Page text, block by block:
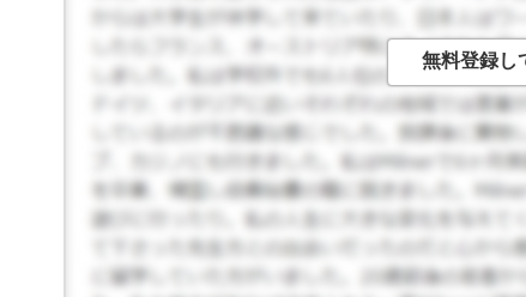
無線の勉強、ダイビング、１週間無人島キャン
帯魚をかい、成長を観察したりもします。 留学
業のかわりに特別授業？みたいなものもたくさ
での留学ではなかったので、そこまで出来は要
は現地生徒と同じように課題をこなし、テスト
プログラムで海外経験がしたい人にはお勧めの学